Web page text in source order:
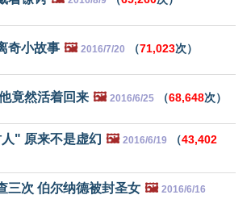
奇小故事 🖼️ 2016/7/20 （71,023次）
竟然活着回来 🖼️ 2016/6/25 （68,648次）
" 原来不是虚幻 🖼️ 2016/6/19 （43,402
三次 伯尔纳德被封圣女 🖼️ 2016/6/16